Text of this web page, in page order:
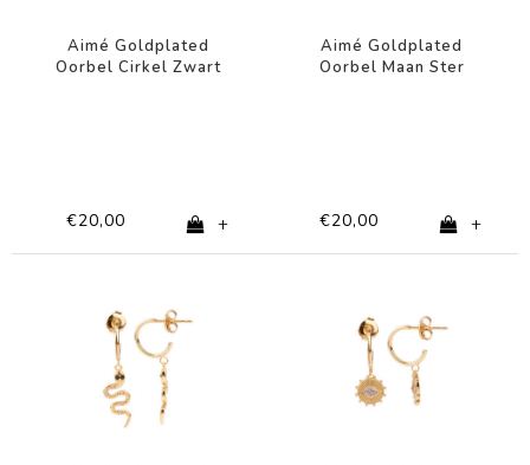
Aimé Goldplated
Oorbel Cirkel Zwart
€20,00 +
Aimé Goldplated
Oorbel Maan Ster
€20,00 +